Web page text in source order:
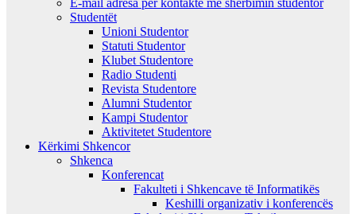
Studentët
Unioni Studentor
Statuti Studentor
Klubet Studentore
Radio Studenti
Revista Studentore
Alumni Studentor
Kampi Studentor
Aktivitetet Studentore
Kërkimi Shkencor
Shkenca
Konferencat
Fakulteti i Shkencave të Informatikës
Keshilli organizativ i konferencës